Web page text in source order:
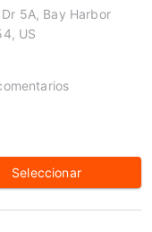
5A, Bay Harbor
US
Seleccionar